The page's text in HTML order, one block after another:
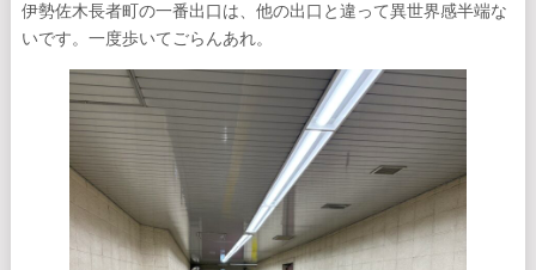
伊勢佐木長者町の一番出口は、他の出口と違って異世界感半端な
いです。一度歩いてごらんあれ。